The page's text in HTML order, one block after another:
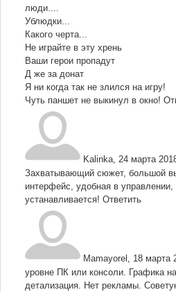
люди....
Ублюдки...
Какого черта...
Не играйте в эту хрень
Ваши герои пропадут
Д же за донат
Я ни когда так не злился на игру!
Чуть паншет не выкинул в окно!
Kalinka 24 марта
Захватывающий сюжет, большой
интерфейс, удобная в управлении,
устанавливается! Ответить
Mamayorel 18 марта
уровне ПК или консоли. Графика
детализация. Нет рекламы.